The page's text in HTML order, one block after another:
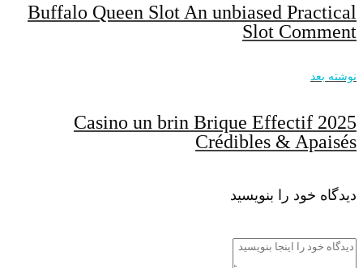
Buffalo Queen Slot An unbiased Practical
Slot Comment
نوشته بعد
Casino un brin Brique Effectif 2025
Crédibles & Apaisés
دیدگاه خود را بنویسید